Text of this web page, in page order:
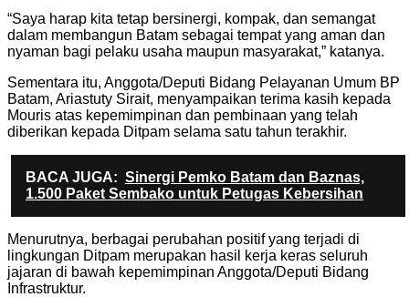
“Saya harap kita tetap bersinergi, kompak, dan semangat
dalam membangun Batam sebagai tempat yang aman dan
nyaman bagi pelaku usaha maupun masyarakat,” katanya.
Sementara itu, Anggota/Deputi Bidang Pelayanan Umum BP
Batam, Ariastuty Sirait, menyampaikan terima kasih kepada
Mouris atas kepemimpinan dan pembinaan yang telah
diberikan kepada Ditpam selama satu tahun terakhir.
BACA JUGA: Sinergi Pemko Batam dan Baznas,
1.500 Paket Sembako untuk Petugas Kebersihan
Menurutnya, berbagai perubahan positif yang terjadi di
lingkungan Ditpam merupakan hasil kerja keras seluruh
jajaran di bawah kepemimpinan Anggota/Deputi Bidang
Infrastruktur.